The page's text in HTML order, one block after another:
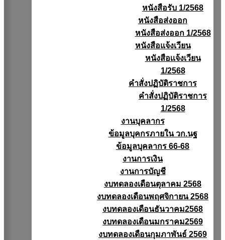
หนังสือรับ 1/2568
หนังสือส่งออก
หนังสือส่งออก 1/2568
หนังสือแจ้งเวียน
หนังสือเเจ้งเวียน
1/2568
คำสั่งปฏิบัติราชการ
คำสั่งปฏิบัติราชการ
1/2568
งานบุคลากร
ข้อมูลบุคกรภายใน วก.นฐ
ข้อมูลบุคลากร 66-68
งานการเงิน
งานการบัญชี
งบทดลองเดือนตุลาคม 2568
งบทดลองเดือนพฤศจิกายน 2568
งบทดลองเดือนธันวาคม2568
งบทดลองเดือนมกราคม2569
งบทดลองเดือนกุมภาพันธ์ 2569